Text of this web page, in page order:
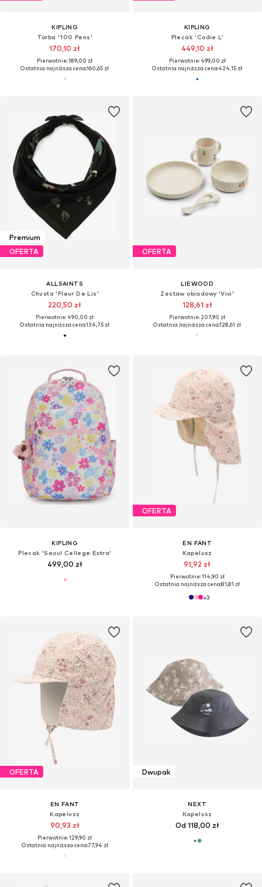
KIPLING
Torba '100 Pens'
170,10 zł
Pierwotnie: 189,00 zł
Ostatnia najniższa cena:160,65 zł
KIPLING
Plecak 'Codie L'
449,10 zł
Pierwotnie: 499,00 zł
Ostatnia najniższa cena:424,15 zł
Premium
OFERTA
ALLSAINTS
Chusta 'Fleur De Lis'
220,50 zł
Pierwotnie: 490,00 zł
Ostatnia najniższa cena:134,75 zł
OFERTA
LIEWOOD
Zestaw obiadowy 'Vivi'
128,61 zł
Pierwotnie: 207,90 zł
Ostatnia najniższa cena:128,61 zł
KIPLING
Plecak 'Seoul Cellege Extra'
499,00 zł
OFERTA
EN FANT
Kapelusz
91,92 zł
Pierwotnie: 114,90 zł
Ostatnia najniższa cena:81,81 zł
+3
OFERTA
EN FANT
Kapelusz
90,93 zł
Pierwotnie: 129,90 zł
Ostatnia najniższa cena:77,94 zł
Dwupak
NEXT
Kapelusz
Od 118,00 zł